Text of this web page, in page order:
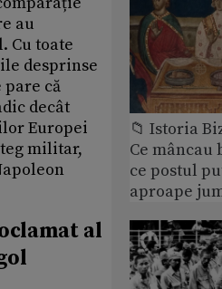
au
Cu toate
desprinse
pare că
decât
Europei
militar,
al
📁 Istoria
Ce
ce postul
aproape